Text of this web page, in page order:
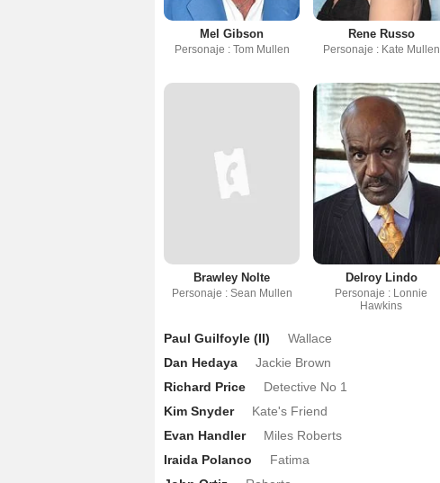
Mel Gibson
Personaje : Tom Mullen
Rene Russo
Personaje : Kate Mullen
Brawley Nolte
Personaje : Sean Mullen
Delroy Lindo
Personaje : Lonnie
Hawkins
Paul Guilfoyle (II)
Wallace
Dan Hedaya
Jackie Brown
Richard Price
Detective No 1
Kim Snyder
Kate's Friend
Evan Handler
Miles Roberts
Iraida Polanco
Fatima